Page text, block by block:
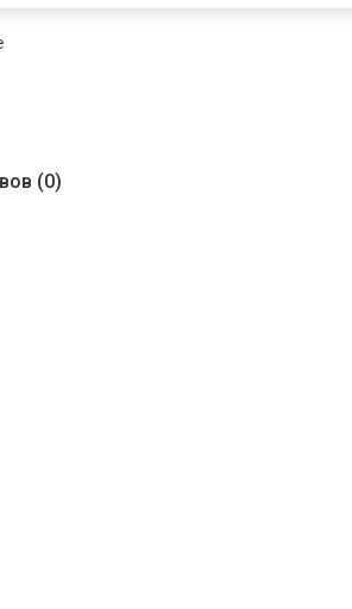
(0)